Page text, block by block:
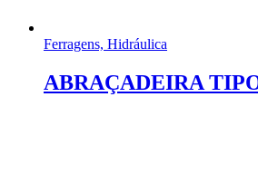
Ferragens, Hidráulica
ABRAÇADEIRA